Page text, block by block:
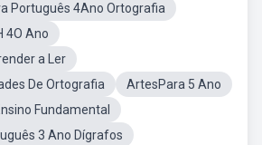
Português 4Ano Ortografia
4O Ano
a Ler
De Ortografia
ArtesPara 5 Ano
Fundamental
3 Ano Dígrafos